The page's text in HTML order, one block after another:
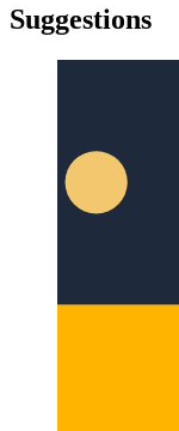
türkçe
yiddish